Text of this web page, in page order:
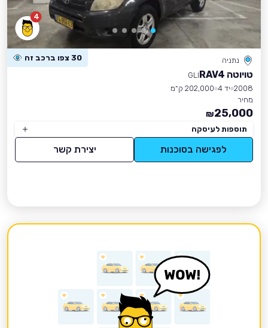
4
נתניה 30 צפו ברכב זה
טויוטה RAV4
GLI
2008 יד 4
202,000 ק״מ
מחיר
25,000
₪
תוספות לעיסקה
לפגישה בסוכנות יצירת קשר